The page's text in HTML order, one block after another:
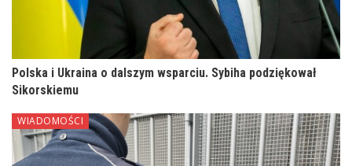
Polska i Ukraina o dalszym wsparciu. Sybiha podziękował
Sikorskiemu
WIADOMOŚCI